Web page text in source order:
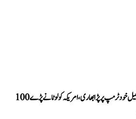
ٹیرف کا کھیل خود ٹرمپ پر پڑا بھاری، امریکہ کو لوٹانے پڑے 100